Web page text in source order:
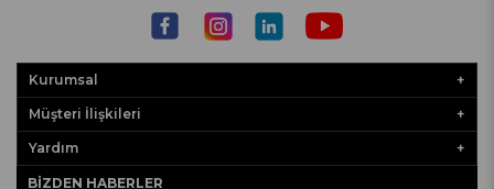
Kurumsal
Müşteri İlişkileri
Yardım
BIZDEN HABERLER